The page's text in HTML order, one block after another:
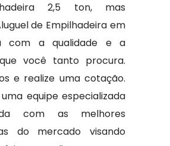
2,5 ton, mas
de Empilhadeira em
com a qualidade e a
você tanto procura.
e realize uma cotação.
equipe especializada
com as melhores
do mercado visando